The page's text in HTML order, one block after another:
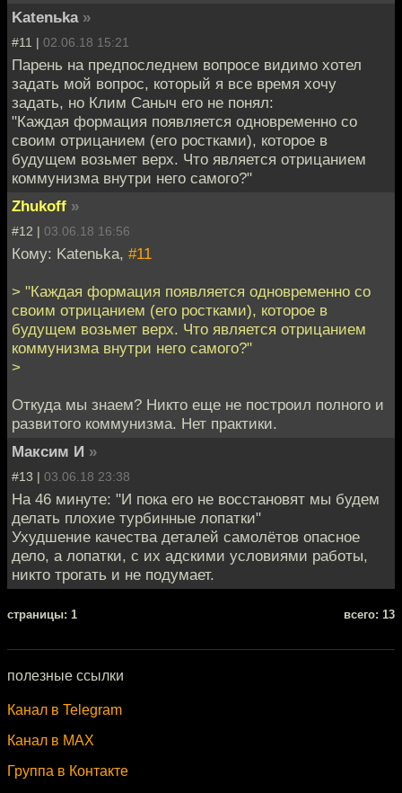
Katenьka »
#11 | 02.06.18 15:21
Парень на предпоследнем вопросе видимо хотел
задать мой вопрос, который я все время хочу
задать, но Клим Саныч его не понял:
"Каждая формация появляется одновременно со
своим отрицанием (его ростками), которое в
будущем возьмет верх. Что является отрицанием
коммунизма внутри него самого?"
Zhukoff »
#12 | 03.06.18 16:56
Кому: Katenьka, #11
> "Каждая формация появляется одновременно со
своим отрицанием (его ростками), которое в
будущем возьмет верх. Что является отрицанием
коммунизма внутри него самого?"
>
Откуда мы знаем? Никто еще не построил полного и
развитого коммунизма. Нет практики.
Максим И »
#13 | 03.06.18 23:38
На 46 минуте: "И пока его не восстановят мы будем
делать плохие турбинные лопатки"
Ухудшение качества деталей самолётов опасное
дело, а лопатки, с их адскими условиями работы,
никто трогать и не подумает.
cтраницы: 1 всего: 13
полезные ссылки
Канал в Telegram
Канал в MAX
Группа в Контакте